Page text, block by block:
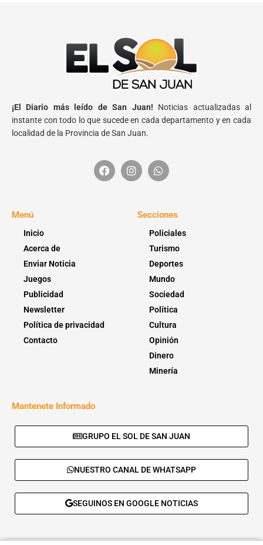
¡El Diario más leído de San Juan! Noticias actualizadas al
instante con todo lo que sucede en cada departamento y en cada
localidad de la Provincia de San Juan.
Menú
Inicio
Acerca de
Enviar Noticia
Juegos
Publicidad
Newsletter
Política de privacidad
Contacto
Secciones
Policiales
Turismo
Deportes
Mundo
Sociedad
Política
Cultura
Opinión
Dinero
Minería
Mantenete Informado
GRUPO EL SOL DE SAN JUAN
NUESTRO CANAL DE WHATSAPP
SEGUINOS EN GOOGLE NOTICIAS